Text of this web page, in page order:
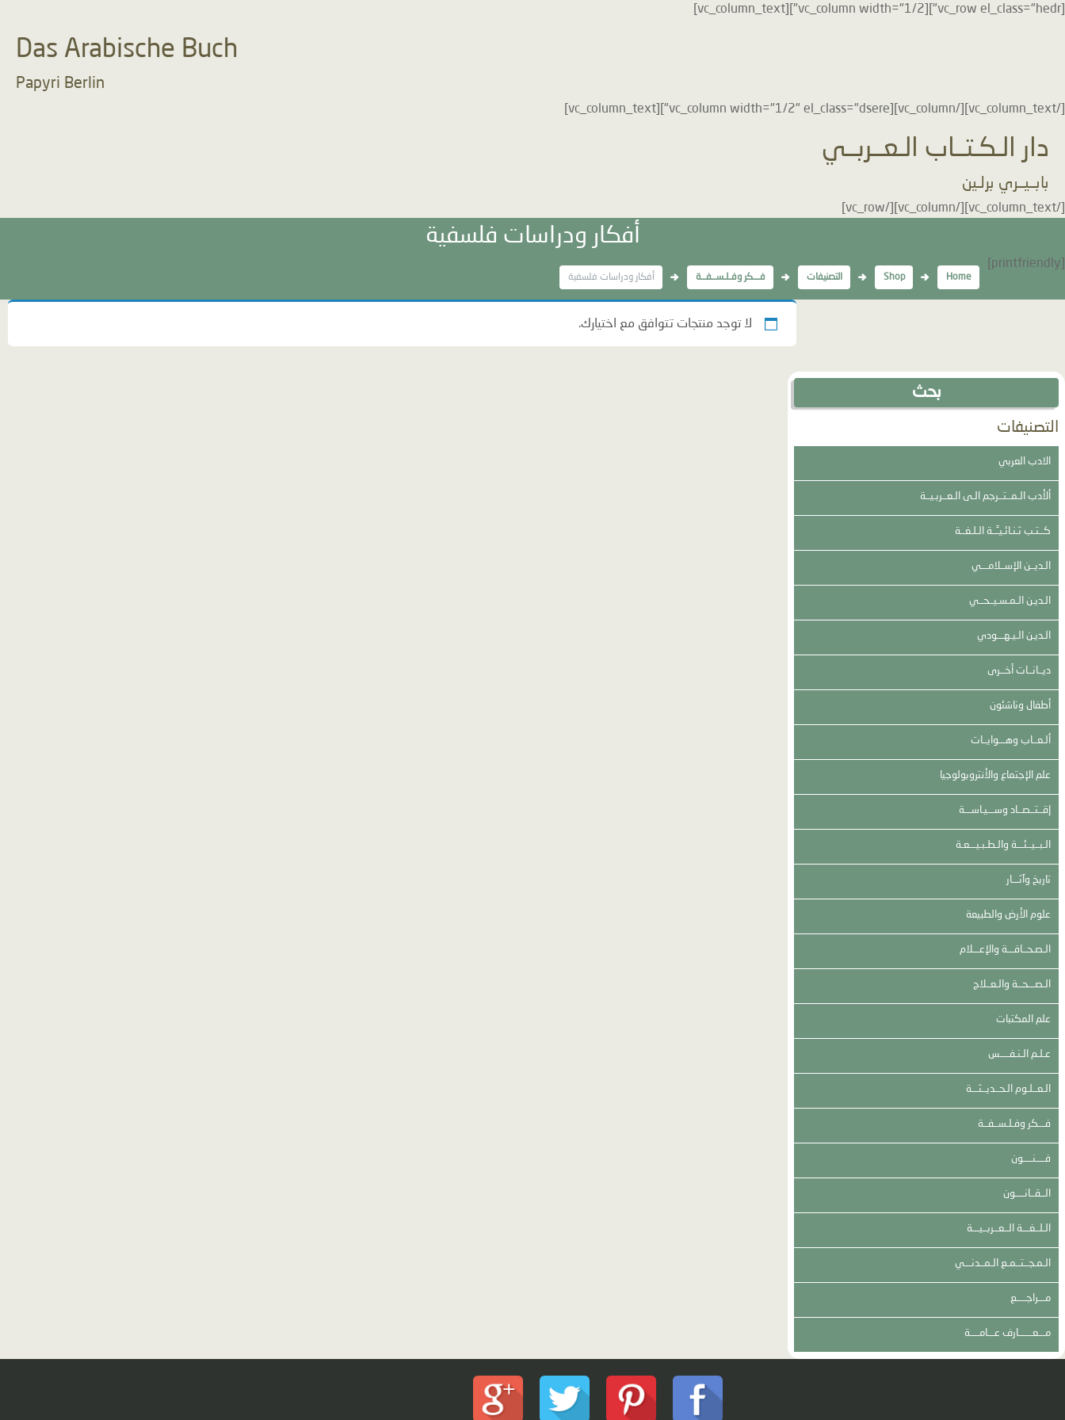
Das Arabische Buch
Papyri Berlin
[/vc_column_text][/vc_column][vc_column width="1/2" el_class="dsere"][vc_column_text]
دار الـكـتــاب الـعــربــي
بابــيــري برلـين
[/vc_column_text][/vc_column][/vc_row]
أفكار ودراسات فلسفية
Home
Shop التصنيفات فـــكر وفـلـســفــة أفكار ودراسات فلسفية
لا توجد منتجات تتوافق مع اختيارك.
بحث
التصنيفات
الادب العربي
ألأدب الـمــتــرجم الـى الـعــربـيــة
كــتـب ثـنـائـيـَّــة الـلـغــة
الـديــن الإســلامـــي
الـديـن الـمـسـيــحــي
الـديـن الـيـهـــودي
ديــانــات أخــرى
أطفال وناشئون
ألـعــاب وهـــوايــات
علم الإجتماع والأنتروبولوجيا
إقــتــصــاد وســـيـاســـة
الـبــيــئـــة والـطـبـيـــعـة
تاريخ وآثـــار
علوم الأرض والطبيعة
الـصـحــافـــة والإعـــلام
الـصـــحــة والـعــلاج
علم المكتبات
عـلـم الـنـفــــس
الـعــلـوم الـحــديــثـــة
فـــكر وفـلـســفــة
فــــنــــون
الــقــانــــون
الـلــغـــة الــعــربــيـــة
الـمـجــتــمـع الـمــدنـــي
مـــراجــــع
مـــعــــــارف عـــامــــة